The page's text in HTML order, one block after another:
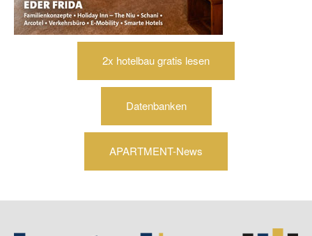
2x hotelbau gratis lesen
Datenbanken
APARTMENT-News